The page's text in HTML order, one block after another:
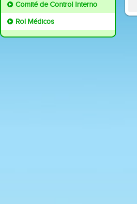
Comité de Control Interno
Rol Médicos